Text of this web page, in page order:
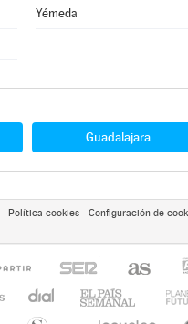
Yémeda
Guadalajara
Política cookies Configuración de